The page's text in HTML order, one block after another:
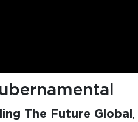
The Future Global